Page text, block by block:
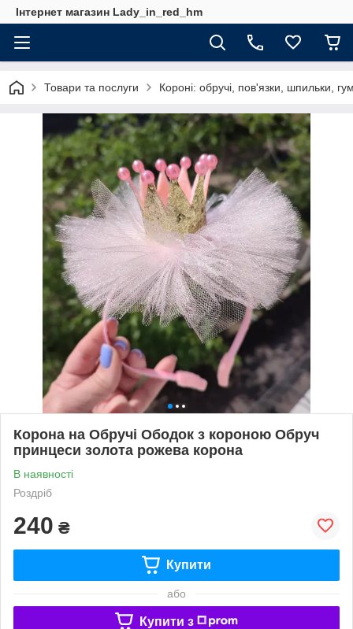
Інтернет магазин Lady_in_red_hm
Товари та послуги Короні: обручі, пов'язки, шпильки,
Корона на Обручі Ободок з короною Обруч
принцеси золота рожева корона
В наявності
Роздріб
240 ₴
Купити
або
Купити з